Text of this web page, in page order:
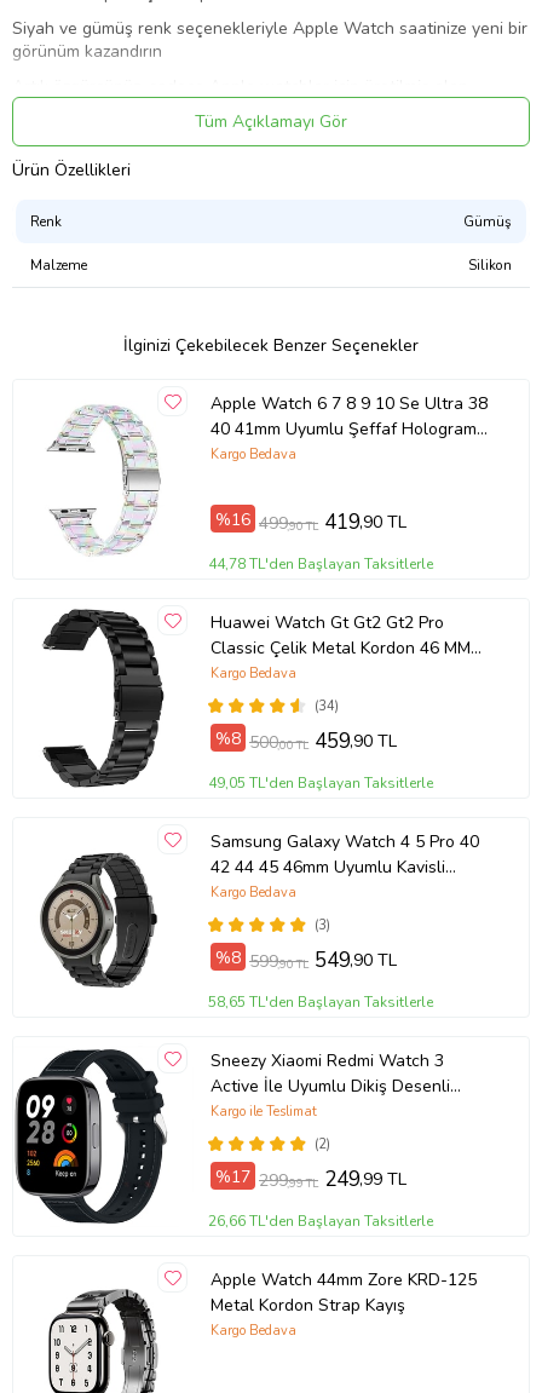
Siyah ve gümüş renk seçenekleriyle Apple Watch saatinize yeni bir
görünüm kazandırın
kordonları takmak zorunda değilsiniz,
Sökmek ve takmak çok basittir, kolay takılıp çıkarılır.
Yıkanabilir ve suya dayanıklıdır.
Yüksek kalite silikon malzemeden yapılmıştır.
Tüm Açıklamayı Gör
Ürün Özellikleri
Renk Gümüş
Malzeme Silikon
İlginizi Çekebilecek Benzer Seçenekler
Apple Watch 6 7 8 9 10 Se Ultra 38
40 41mm Uyumlu Şeffaf Hologram
Kordon
Kargo Bedava
%16 499,90 TL 419,90 TL
44,78 TL'den Başlayan Taksitlerle
Huawei Watch Gt Gt2 Gt2 Pro
Classic Çelik Metal Kordon 46 MM
(Siyah)
(34)
Kargo Bedava
%8 500,00 TL 459,90 TL
49,05 TL'den Başlayan Taksitlerle
Samsung Galaxy Watch 4 5 Pro 40
42 44 45 46mm Uyumlu Kavisli
Ironweft Döküm Çelik Metal Kordon
(Siyah)
(3)
Kargo Bedava
%8 599,90 TL 549,90 TL
58,65 TL'den Başlayan Taksitlerle
Sneezy Xiaomi Redmi Watch 3
Active İle Uyumlu Dikiş Desenli
Dokuma Silikon Kordon (Siyah)
(2)
Kargo ile Teslimat
%17 299,99 TL 249,99 TL
26,66 TL'den Başlayan Taksitlerle
Apple Watch 44mm Zore KRD-125
Metal Kordon Strap Kayış
Kargo Bedava